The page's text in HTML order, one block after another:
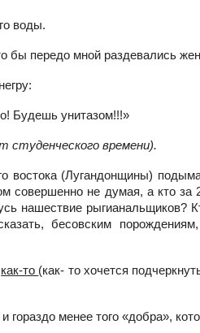
воды.
бы передо мной раздевались
Будешь унитазом!!!»
студенческого времени).
(Лугандонщины)
не думая, а кто за
нашествие рыгианальщиков?
бесовским
как-то (как- то хочется
менее того «добра»,